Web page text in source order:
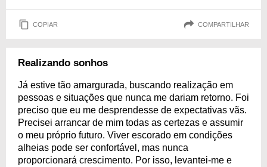
COPIAR COMPARTILHAR
Realizando sonhos
Já estive tão amargurada, buscando realização em
pessoas e situações que nunca me dariam retorno. Foi
preciso que eu me desprendesse de expectativas vãs.
Precisei arrancar de mim todas as certezas e assumir
o meu próprio futuro. Viver escorado em condições
alheias pode ser confortável, mas nunca
proporcionará crescimento. Por isso, levantei-me e